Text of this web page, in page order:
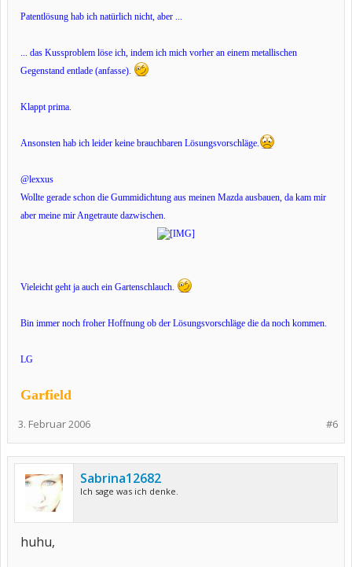
Patentlösung hab ich natürlich nicht, aber ...
... das Kussproblem löse ich, indem ich mich vorher an einem metallischen
Gegenstand entlade (anfasse).
Klappt prima.
Ansonsten hab ich leider keine brauchbaren Lösungsvorschläge.
@lexxus
Wollte gerade schon die Gummidichtung aus meinen Mazda ausbauen, da kam mir
aber meine mir Angetraute dazwischen.
Vieleicht geht ja auch ein Gartenschlauch.
Bin immer noch froher Hoffnung ob der Lösungsvorschläge die da noch kommen.
LG
Garfield
#6
3. Februar 2006
Sabrina12682
Ich sage was ich denke.
huhu,